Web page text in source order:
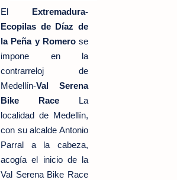
El Extremadura-
Ecopilas de Díaz de
la Peña y Romerose
impone en la
contrarreloj de
Medellín-Val Serena
Bike Race La
localidad de Medellín,
con su alcalde Antonio
Parral a la cabeza,
acogía el inicio de la
Val Serena Bike Race